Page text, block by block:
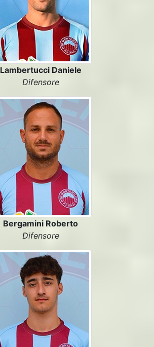
Lambertucci Daniele
Difensore
Bergamini Roberto
Difensore